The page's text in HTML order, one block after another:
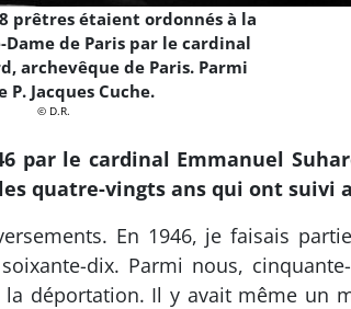
prêtres étaient ordonnés à la
de Paris par le cardinal
archevêque de Paris. Parmi
P. Jacques Cuche.
© D.R.
par le cardinal Emmanuel
quatre-vingts ans qui ont suivi
En 1946, je faisais
dix. Parmi nous,
déportation. Il y avait même un